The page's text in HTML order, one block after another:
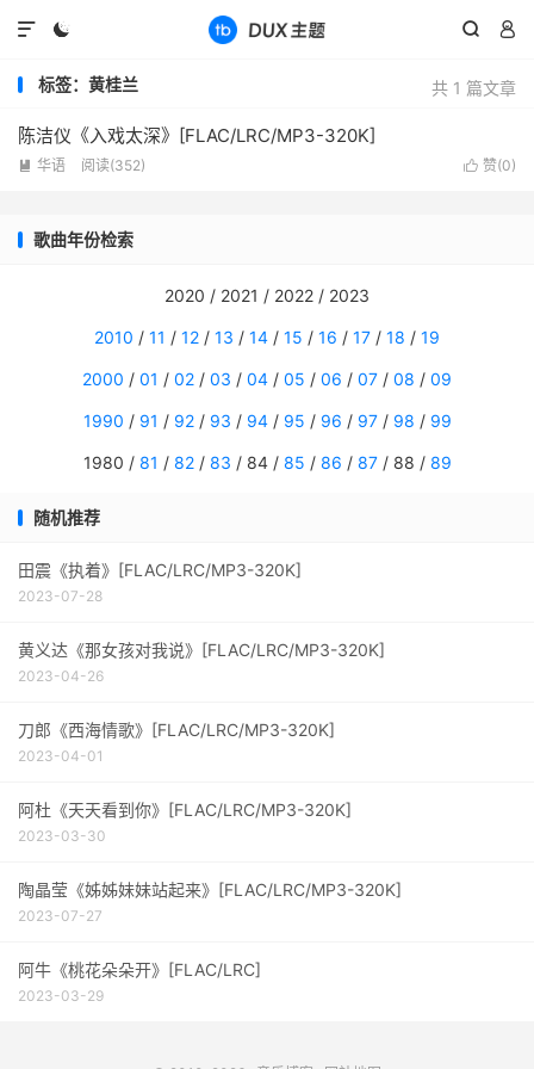
  

共 1 篇文章
标签：黄桂兰
陈洁仪《入戏太深》[FLAC/LRC/MP3-320K]
 赞(0)
 华语 阅读(352)
歌曲年份检索
2020 / 2021 / 2022 / 2023
2010 / 11 / 12 / 13 / 14 / 15 / 16 / 17 / 18 / 19
2000 / 01 / 02 / 03 / 04 / 05 / 06 / 07 / 08 / 09
1990 / 91 / 92/ 93 / 94/ 95 / 96 / 97/ 98 / 99
1980 / 81 / 82/ 83 / 84 / 85 / 86 / 87/ 88 / 89
随机推荐
田震《执着》[FLAC/LRC/MP3-320K]
2023-07-28
黄义达《那女孩对我说》[FLAC/LRC/MP3-320K]
2023-04-26
刀郎《西海情歌》[FLAC/LRC/MP3-320K]
2023-04-01
阿杜《天天看到你》[FLAC/LRC/MP3-320K]
2023-03-30
陶晶莹《姊姊妹妹站起来》[FLAC/LRC/MP3-320K]
2023-07-27
阿牛《桃花朵朵开》[FLAC/LRC]
2023-03-29